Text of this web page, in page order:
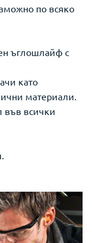
по всяко
ъглошлайф с
като
материали.
във всички